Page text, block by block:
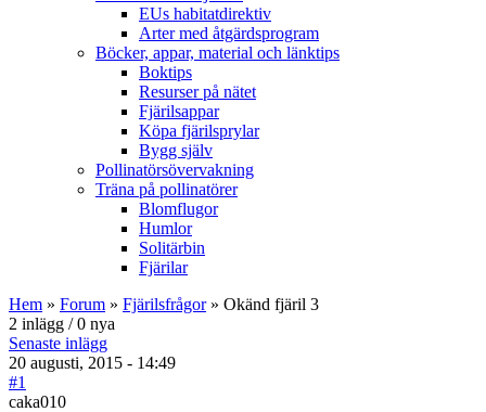
EUs habitatdirektiv
Arter med åtgärdsprogram
Böcker, appar, material och länktips
Boktips
Resurser på nätet
Fjärilsappar
Köpa fjärilsprylar
Bygg själv
Pollinatörsövervakning
Träna på pollinatörer
Blomflugor
Humlor
Solitärbin
Fjärilar
Hem » Forum » Fjärilsfrågor» Okänd fjäril 3
2 inlägg / 0 nya
Senaste inlägg
20 augusti, 2015 - 14:49
#1
caka010